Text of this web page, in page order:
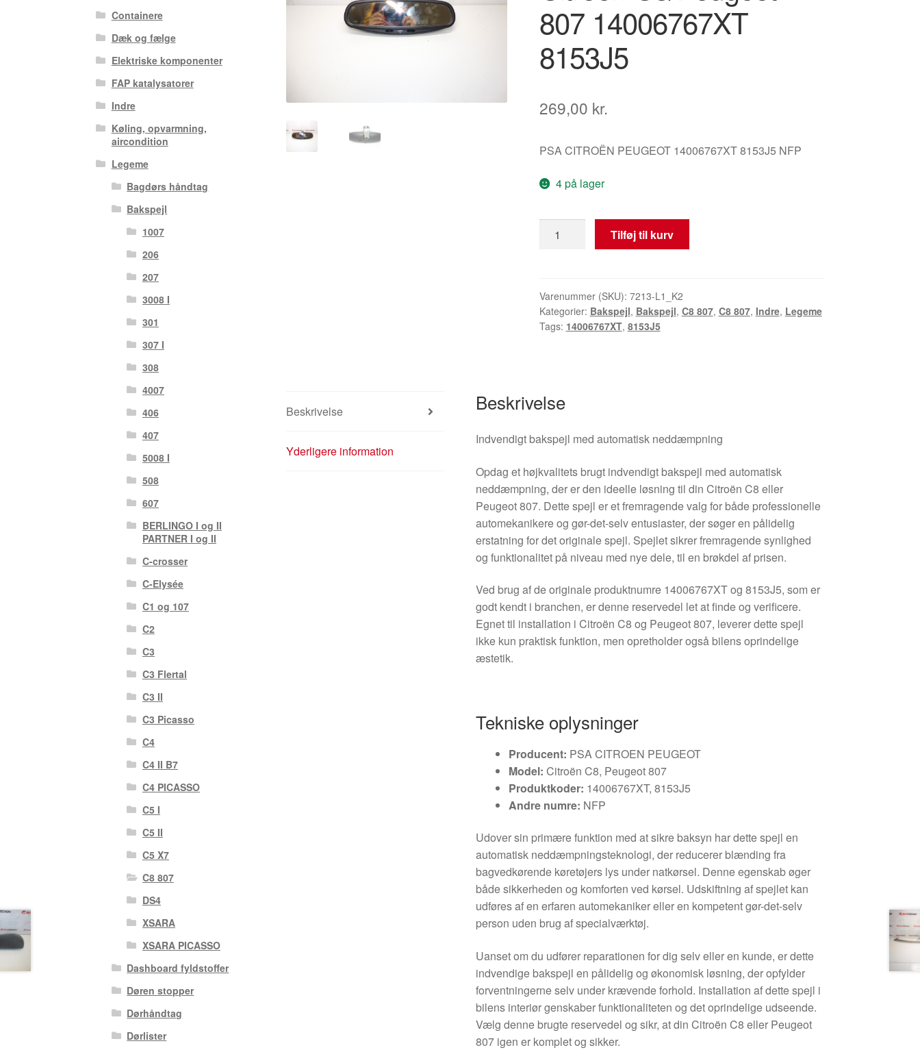
807 14006767XT
8153J5
269,00 kr.
PSA CITROËN PEUGEOT 14006767XT 8153J5 NFP
4 på lager
bakspejl
C8/Peugeot
807
14006767XT
Tilføj til kurv
Varenummer (SKU): 7213-L1_K2
Kategorier: Bakspejl, Bakspejl, C8 807, C8 807, Indre, Legeme
Tags: 14006767XT, 8153J5
Beskrivelse
Yderligere information
Beskrivelse
Indvendigt bakspejl med automatisk neddæmpning
Opdag et højkvalitets brugt indvendigt bakspejl med automatisk
neddæmpning, der er den ideelle løsning til din Citroën C8 eller
Peugeot 807. Dette spejl er et fremragende valg for både professionelle
automekanikere og gør-det-selv entusiaster, der søger en pålidelig
erstatning for det originale spejl. Spejlet sikrer fremragende synlighed
og funktionalitet på niveau med nye dele, til en brøkdel af prisen.
Ved brug af de originale produktnumre 14006767XT og 8153J5, som er
godt kendt i branchen, er denne reservedel let at finde og verificere.
Egnet til installation i Citroën C8 og Peugeot 807, leverer dette spejl
ikke kun praktisk funktion, men opretholder også bilens oprindelige
æstetik.
Tekniske oplysninger
Producent: PSA CITROEN PEUGEOT
Model: Citroën C8, Peugeot 807
Produktkoder: 14006767XT, 8153J5
Andre numre: NFP
Udover sin primære funktion med at sikre baksyn har dette spejl en
automatisk neddæmpningsteknologi, der reducerer blænding fra
bagvedkørende køretøjers lys under natkørsel. Denne egenskab øger
både sikkerheden og komforten ved kørsel. Udskiftning af spejlet kan
udføres af en erfaren automekaniker eller en kompetent gør-det-selv
person uden brug af specialværktøj.
Uanset om du udfører reparationen for dig selv eller en kunde, er dette
indvendige bakspejl en pålidelig og økonomisk løsning, der opfylder
forventningerne selv under krævende forhold. Installation af dette spejl i
bilens interiør genskaber funktionaliteten og det oprindelige udseende.
Vælg denne brugte reservedel og sikr, at din Citroën C8 eller Peugeot
807 igen er komplet og sikker.
Containere
Dæk og fælge
Elektriske komponenter
FAP katalysatorer
Indre
Køling, opvarmning,
aircondition
Legeme
Bagdørs håndtag
Bakspejl
1007
206
207
3008 I
301
307 I
308
4007
406
407
5008 I
508
607
BERLINGO I og II
PARTNER I og II
C-crosser
C-Elysée
C1 og 107
C2
C3
C3 Flertal
C3 II
C3 Picasso
C4
C4 II B7
C4 PICASSO
C5 I
C5 II
C5 X7
C8 807
DS4
XSARA
XSARA PICASSO
Dashboard fyldstoffer
Døren stopper
Dørhåndtag
Dørlister